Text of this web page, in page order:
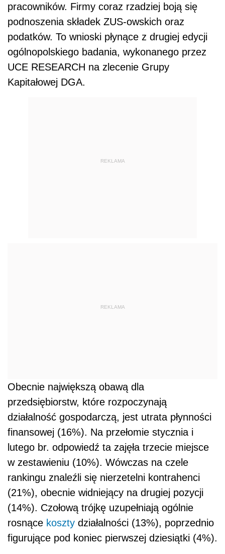
pracowników. Firmy coraz rzadziej boją się
podnoszenia składek ZUS-owskich oraz
podatków. To wnioski płynące z drugiej edycji
ogólnopolskiego badania, wykonanego przez
UCE RESEARCH na zlecenie Grupy
Kapitałowej DGA.
REKLAMA
REKLAMA
Obecnie największą obawą dla
przedsiębiorstw, które rozpoczynają
działalność gospodarczą, jest utrata płynności
finansowej (16%). Na przełomie stycznia i
lutego br. odpowiedź ta zajęła trzecie miejsce
w zestawieniu (10%). Wówczas na czele
rankingu znaleźli się nierzetelni kontrahenci
(21%), obecnie widniejący na drugiej pozycji
(14%). Czołową trójkę uzupełniają ogólnie
rosnące koszty działalności (13%), poprzednio
figurujące pod koniec pierwszej dziesiątki (4%).